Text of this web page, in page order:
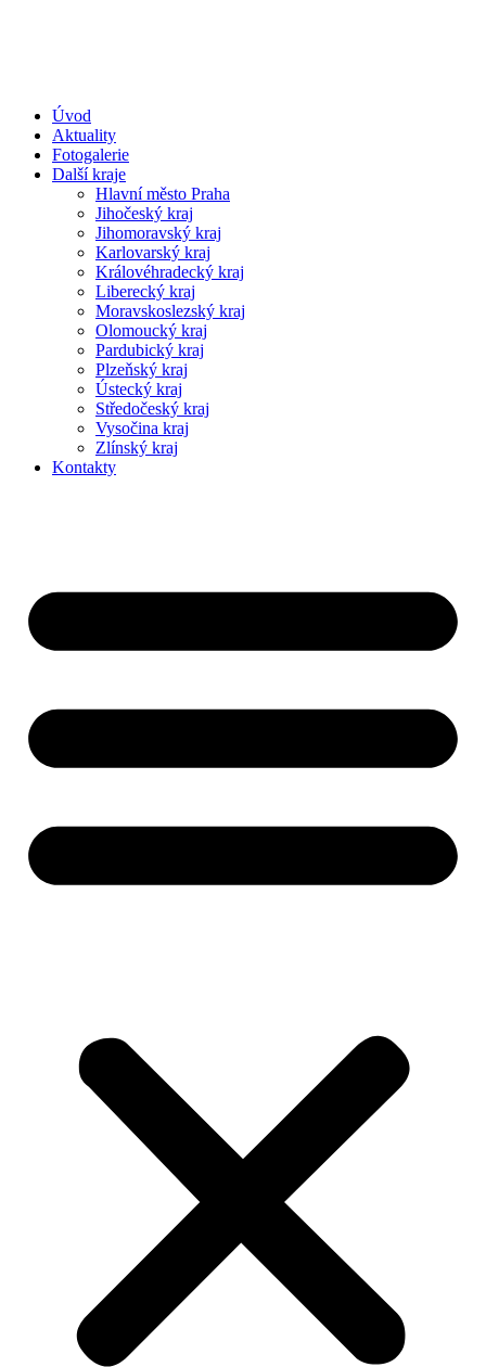
Úvod
Aktuality
Fotogalerie
Další kraje
Hlavní město Praha
Jihočeský kraj
Jihomoravský kraj
Karlovarský kraj
Královéhradecký kraj
Liberecký kraj
Moravskoslezský kraj
Olomoucký kraj
Pardubický kraj
Plzeňský kraj
Ústecký kraj
Středočeský kraj
Vysočina kraj
Zlínský kraj
Kontakty